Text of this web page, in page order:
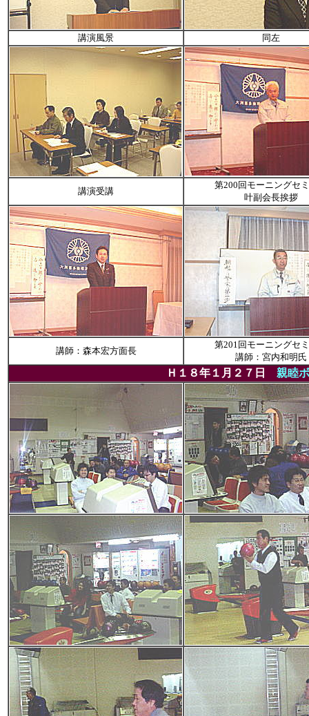
講演風景 同左
講演受講
第200回モーニングセ
叶副会長挨拶
講師：森本宏方面長
第201回モーニングセ
講師：宮内和明氏
Ｈ１８年１月２７日 親睦